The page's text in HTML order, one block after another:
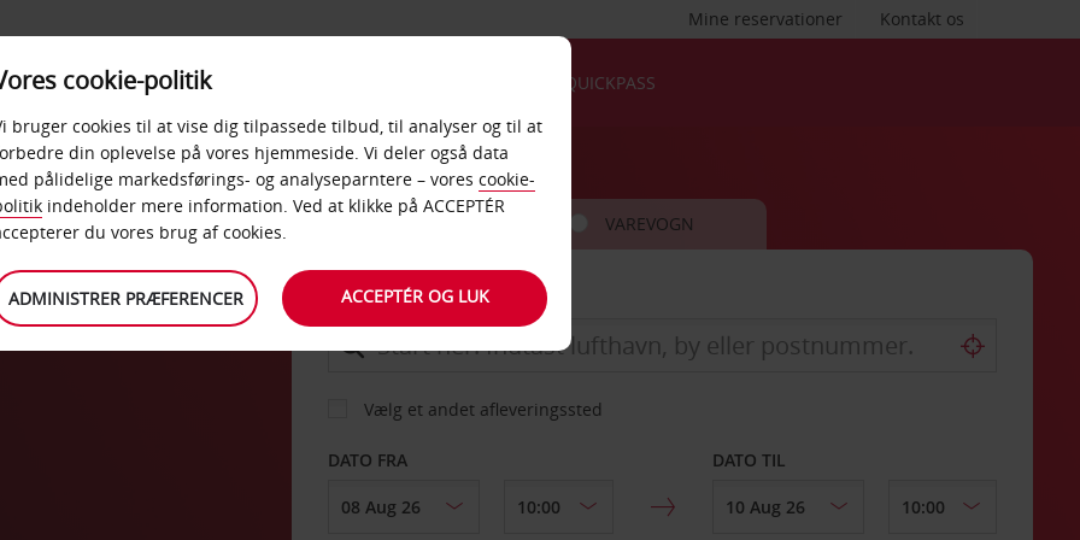
Kontakt os
Mine reservationer
PRODUKTER &
KONTORER
QUICKPASS
BIL VAREVOGN
AFHENT FRA
Vælg et andet afleveringssted
DATO FRA DATO TIL
cookie-politik
bruger cookies til at vise dig tilpassede tilbud, til analyser og til at
din oplevelse på vores hjemmeside. Vi deler også data
pålidelige markedsførings- og analyseparntere – vores cookie-
indeholder mere information. Ved at klikke på ACCEPTÉR
du vores brug af cookies.
ADMINISTRER PRÆFERENCER ACCEPTÉR OG LUK